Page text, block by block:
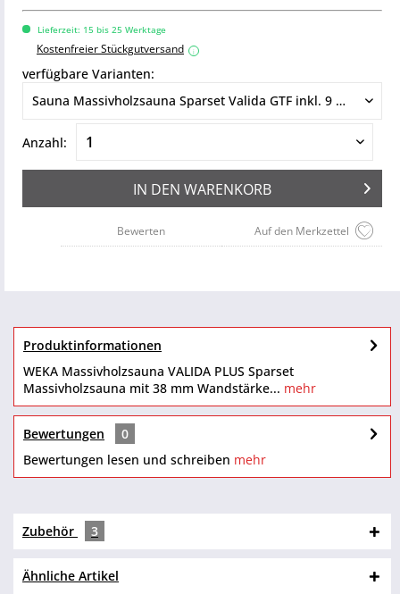
Lieferzeit: 15 bis 25 Werktage
Kostenfreier Stückgutversand i
verfügbare Varianten:
Anzahl:
IN DEN WARENKORB
Auf den Merkzettel
Bewerten
Produktinformationen
WEKA Massivholzsauna VALIDA PLUS Sparset
Massivholzsauna mit 38 mm Wandstärke... mehr
Bewertungen
0
Bewertungen lesen und schreiben mehr
Zubehör 3
Ähnliche Artikel